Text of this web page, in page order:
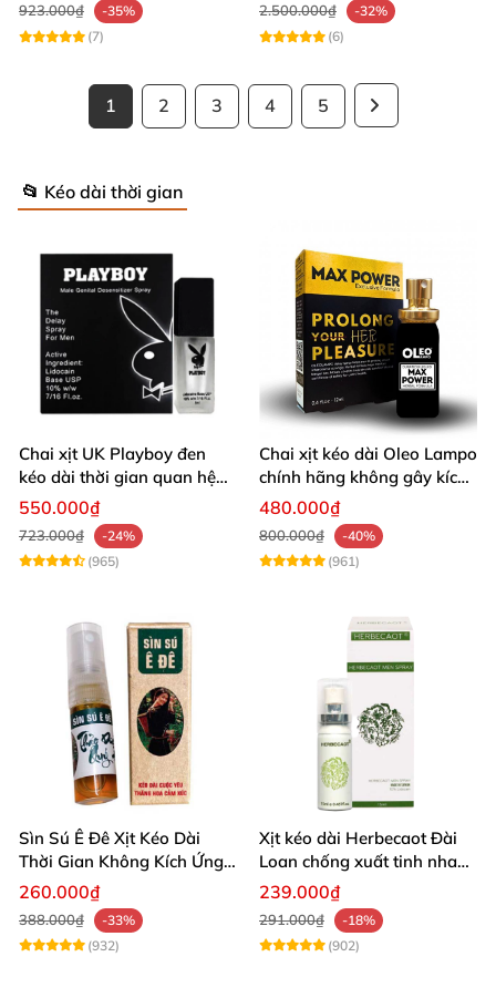
923.000₫
-35%
(7)
2.500.000₫
-32%
(6)
1 2 3 4 5
📂 Kéo dài thời gian
Chai xịt UK Playboy đen
kéo dài thời gian quan hệ
5ml nhỏ gọn
550.000₫
723.000₫
-24%
(965)
Chai xịt kéo dài Oleo Lampo
chính hãng không gây kích
ứng da
480.000₫
800.000₫
-40%
(961)
Sìn Sú Ê Đê Xịt Kéo Dài
Thời Gian Không Kích Ứng
Da
260.000₫
388.000₫
-33%
(932)
Xịt kéo dài Herbecaot Đài
Loan chống xuất tinh nhanh
hiệu quả
239.000₫
291.000₫
-18%
(902)